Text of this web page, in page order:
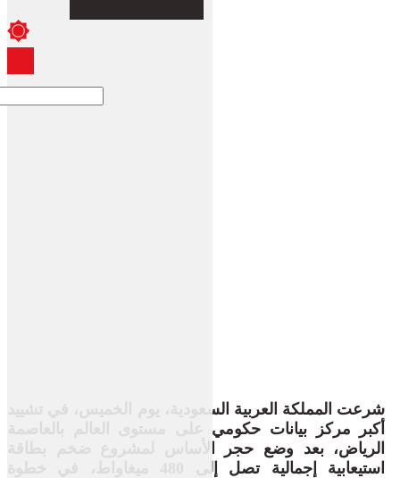
شرعت المملكة العربية السعودية، يوم الخميس، في تشييد
أكبر مركز بيانات حكومي على مستوى العالم بالعاصمة
الرياض، بعد وضع حجر الأساس لمشروع ضخم بطاقة